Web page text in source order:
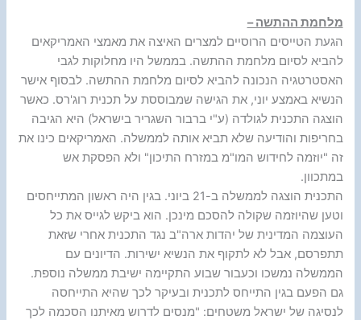
מלחמת ההתשה –
הגעת הטייסים הרוסיים למצרים האיצה את מאמצי האמריקאים
להביא לסיום מלחמת ההתשה. בממשל היו מחלוקות לגבי
האסטרטגיה הנכונה להביא לסיום מלחמת ההתשה. לבסוף אישר
הנשיא באמצע יוני, את הגישה שמבוססת על תכנית רוג'רס. כאשר
הוצגה התכנית לגולדה (ע"י ברבור השגריר בישראל) היא הגיבה
בחריפות והודיעה שלא תביא אותה לממשלה. האמריקאים כינו את
זה "יוזמה לחידוש המו"מ במזרח התיכון" ולא הפסקת אש
במתכוון.
התכנית הוצגה לממשלה ב-21 ביוני. בגין היה ראשון המתייחסים
וטען שהיוזמה שקולה להסכם מינכן. הוא ביקש לגייס את כל
העוצמה המדינית של יהדות ארה"ב נגד התכנית אחרי שזאת
תתפרסם, אבל לא לתקוף את הנשיא ישירות. הדיונים עם
הממשלה נמשכו וכעבור שבוע התקיימה ישיבת ממשלה נוספת.
גם הפעם בגין התייחס לתכנית ובעיקר לכך שהיא התייחסה
לנסיגה של ישראל משטחים: "מנסים לדרוש מאיתנו הסכמה לכך